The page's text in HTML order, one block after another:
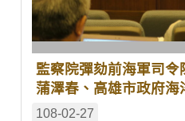
監察院彈劾前海軍司
蒲澤春、高雄市政府海
政院農業委員會漁業署
108-02-27